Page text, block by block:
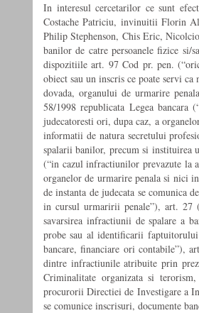
In interesul cercetarilor ce sunt
Costache Patriciu, invinuitii Florin
Philip Stephenson, Chis Eric,
banilor de catre persoanele fizice si/
dispozitiile art. 97 Cod pr. pen.
obiect sau un inscris ce poate servi
dovada, organului de urmarire
58/1998 republicata Legea bancara
judecatoresti ori, dupa caz, a
informatii de natura secretului
spalarii banilor, precum si instituirea
(“in cazul infractiunilor prevazute la
organelor de urmarire penala si nici
de instanta de judecata se comunica
in cursul urmaririi penale”), art. 27
savarsirea infractiunii de spalare a
probe sau al identificarii
bancare, financiare ori contabile”),
dintre infractiunile atribuite prin
Criminalitate organizata si
procurorii Directiei de Investigare a
se comunice inscrisuri, documente